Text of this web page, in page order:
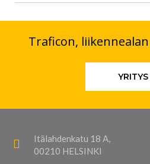
Traficon, liikennealan
YRITYS
Itälahdenkatu 18 A,
00210 HELSINKI